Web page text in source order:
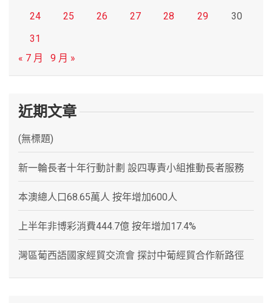
24
25 26 27 28 29
30
31
« 7 月
9 月 »
近期文章
(無標題)
新一輪長者十年行動計劃 設四專責小組推動長者服務
本澳總人口68.65萬人 按年增加600人
上半年非博彩消費444.7億 按年增加17.4%
灣區葡西語國家經貿交流會 探討中葡經貿合作新路徑